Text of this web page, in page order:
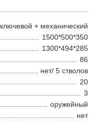
ключевой + механический
1500*500*350
1300*494*285
86
нет/ 5 стволов
20
3
оружейный
нет